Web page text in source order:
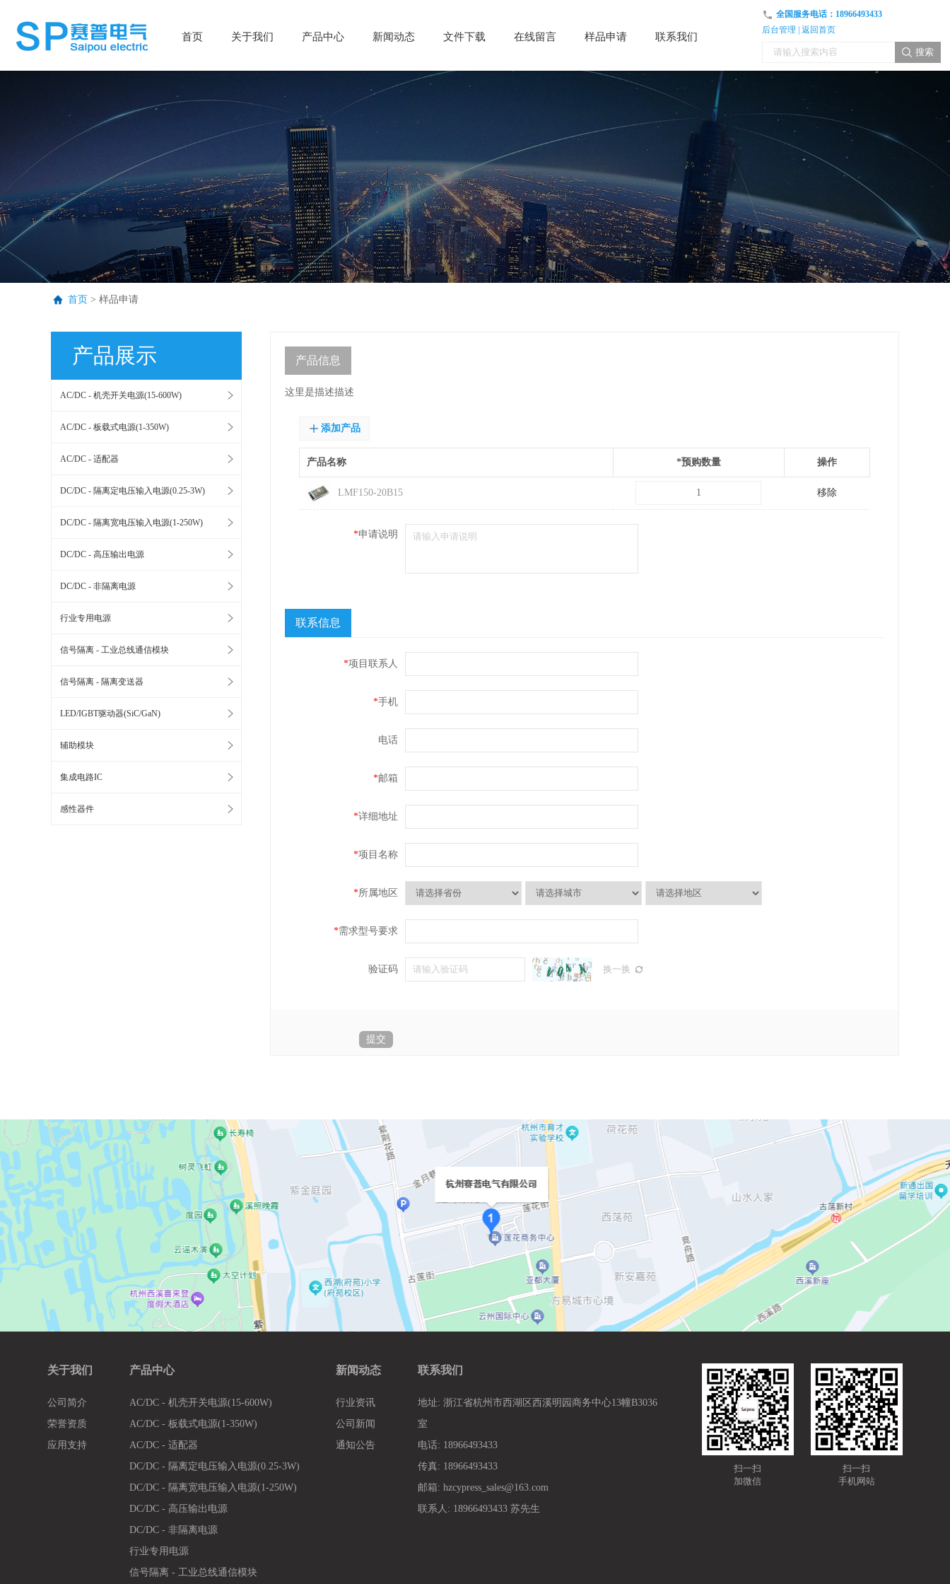
首页
首页 关于我们
关于我们 产品中心
产品中心 新闻动态
新闻动态 文件下载
文件下载 在线留言
在线留言 样品申请
样品申请 联系我们
联系我们
全国服务电话： 18966493433
后台管理 | 返回首页
搜索
首页 > 样品申请
产品展示
AC/DC - 机壳开关电源(15-600W)
AC/DC - 板载式电源(1-350W)
AC/DC - 适配器
DC/DC - 隔离定电压输入电源(0.25-3W)
DC/DC - 隔离宽电压输入电源(1-250W)
DC/DC - 高压输出电源
DC/DC - 非隔离电源
行业专用电源
信号隔离 - 工业总线通信模块
信号隔离 - 隔离变送器
LED/IGBT驱动器(SiC/GaN)
辅助模块
集成电路IC
感性器件
产品信息
这里是描述描述
添加产品
产品名称 *预购数量 操作
LMF150-20B15 移除
*申请说明
联系信息
*项目联系人
*手机
电话
*邮箱
*详细地址
*项目名称
*所属地区
*需求型号要求
验证码 换一换
提交
关于我们
公司简介
荣誉资质
应用支持
产品中心
AC/DC - 机壳开关电源(15-600W)
AC/DC - 板载式电源(1-350W)
AC/DC - 适配器
DC/DC - 隔离定电压输入电源(0.25-3W)
DC/DC - 隔离宽电压输入电源(1-250W)
DC/DC - 高压输出电源
DC/DC - 非隔离电源
行业专用电源
信号隔离 - 工业总线通信模块
新闻动态
行业资讯
公司新闻
通知公告
联系我们
地址: 浙江省杭州市西湖区西溪明园商务中心13幢B3036
室
电话: 18966493433
传真: 18966493433
邮箱: hzcypress_sales@163.com
联系人: 18966493433 苏先生
扫一扫
加微信
扫一扫
手机网站